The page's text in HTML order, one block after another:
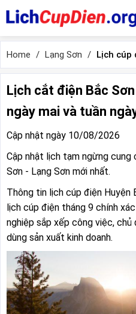
Home Lạng Sơn Lịch cúp
Lịch cắt điện Bắc
ngày mai và tuần
Cập nhật ngày 10/08/2026
Cập nhật lịch tạm ngừng
Sơn - Lạng Sơn mới nhất.
Thông tin lịch cúp điện Huyện
lịch cúp điện tháng 9 chính
nghiệp sắp xếp công việc,
dùng sản xuất kinh doanh.